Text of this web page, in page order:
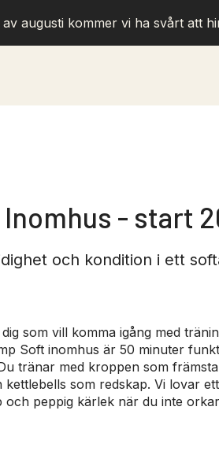
- start
och kondition i ett
som vill komma igång med
Soft inomhus är 50 minuter
tränar med kroppen som
som redskap. Vi lovar
och peppig kärlek när du inte
augusti kommer vi ha svårt att